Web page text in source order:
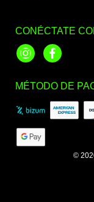
CONÉCTATE
InstagramFacebook
MÉTODO DE
©